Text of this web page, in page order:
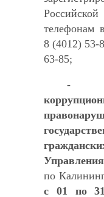
телефонам
8 (4012) 53-
63-85;
Управления
по
с 01 по